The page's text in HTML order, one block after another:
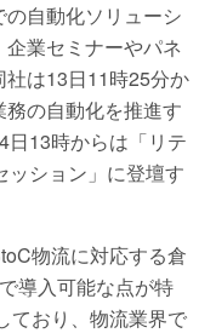
自動化ソリューシ
業セミナーやパネ
は13日11時25分か
の自動化を推進す
日13時からは「リテ
ッション」に登壇す
物流に対応する倉
導入可能な点が特
ており、物流業界で